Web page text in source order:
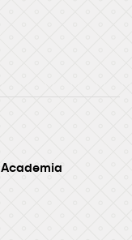
Academia